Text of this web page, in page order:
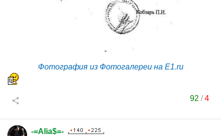
Фотография из Фотогалереи на E1.ru
92 /4
-=Alia$=-